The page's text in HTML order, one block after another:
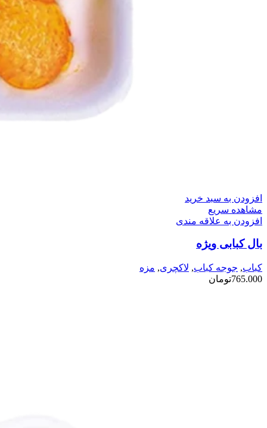
افزودن به سبد خرید
مشاهده سریع
افزودن به علاقه مندی
بال کبابی ویژه
کباب, جوجه کباب, لاکچری, مزه
765.000تومان